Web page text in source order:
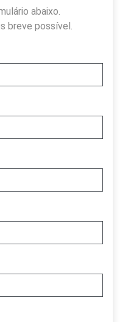
abaixo.
breve possível.